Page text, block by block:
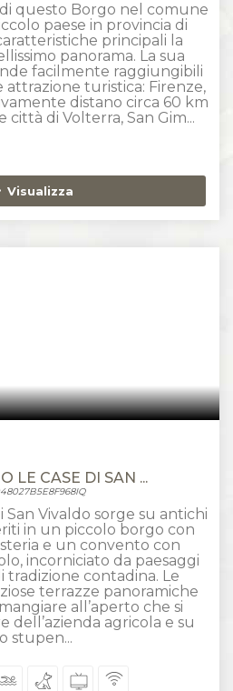
questo Borgo nel comune
paese in provincia di
principali la
panorama. La sua
facilmente raggiungibili
turistica: Firenze,
distano circa 60 km
città di Volterra, San Gim...
Visualizza
LE CASE DI SAN ...
San Vivaldo sorge su antichi
in un piccolo borgo con
e un convento con
incorniciato da paesaggi
tradizione contadina. Le
terrazze panoramiche
all’aperto che si
dell’azienda agricola e su
stupen...